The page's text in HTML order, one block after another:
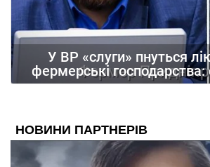
У ВР «слуги» пнуться
фермерські